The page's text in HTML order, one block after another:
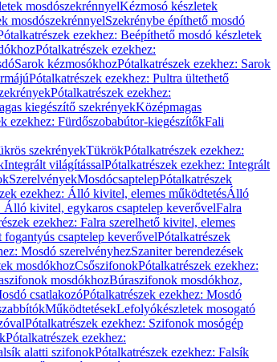
mosdószekrénnyelKézmosó készletek
mosdószekrénnyelSzekrénybe építhető mosdó
ezekhez: Beépíthető mosdó készletek
Pótalkatrészek ezekhez:
Sarok kézmosókhozPótalkatrészek ezekhez: Sarok
Pótalkatrészek ezekhez: Pultra ültethető
Pótalkatrészek ezekhez:
kiegészítő szekrényekKözépmagas
ezekhez: Fürdőszobabútor-kiegészítőkFali
szekrényekTükrökPótalkatrészek ezekhez:
Integrált világítássalPótalkatrészek ezekhez: Integrált
SzerelvényekMosdócsaptelepPótalkatrészek
ezekhez: Álló kivitel, elemes működtetésÁlló
Álló kivitel, egykaros csaptelep keverővelFalra
ezekhez: Falra szerelhető kivitel, elemes
csaptelep keverővelPótalkatrészek
Mosdó szerelvényhezSzaniter berendezések
mosdókhozCsőszifonokPótalkatrészek ezekhez:
mosdókhozBúraszifonok mosdókhoz,
csatlakozóPótalkatrészek ezekhez: Mosdó
MűködtetésekLefolyókészletek mosogató
Pótalkatrészek ezekhez: Szifonok mosógép
Pótalkatrészek ezekhez:
alatti szifonokPótalkatrészek ezekhez: Falsík